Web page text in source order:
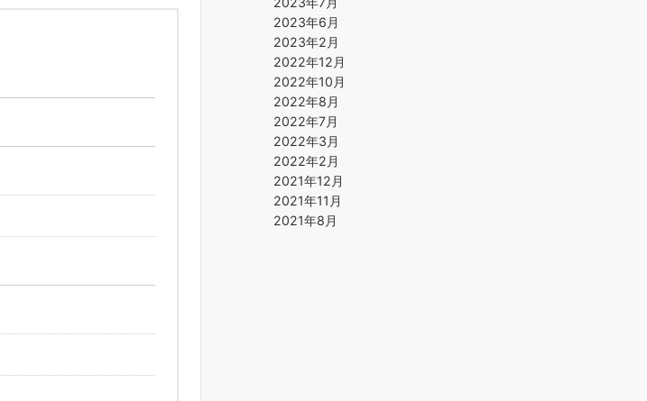
2023年6月
2023年2月
2022年12月
2022年10月
2022年8月
2022年7月
2022年3月
2022年2月
2021年12月
2021年11月
2021年8月